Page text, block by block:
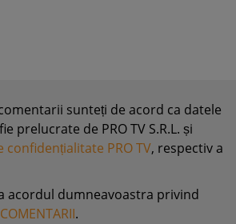
sunteți de acord ca datele
prelucrate de PRO TV S.R.L. și
confidențialitate PRO TV, respectiv a
acordul dumneavoastra privind
.